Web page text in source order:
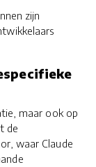
zijn
maar ook op
de
waar Claude